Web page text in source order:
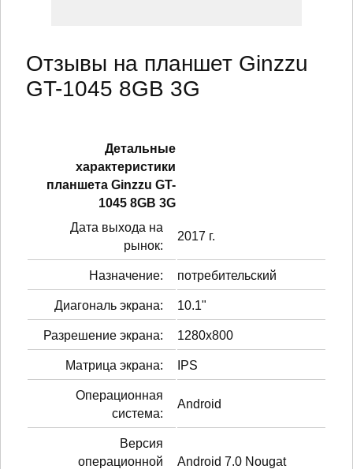
Отзывы на планшет Ginzzu
GT-1045 8GB 3G
Детальные
характеристики
планшетa Ginzzu GT-
1045 8GB 3G
Дата выхода на
рынок:
2017 г.
Назначение: потребительский
Диагональ экрана: 10.1"
Разрешение экрана: 1280x800
Матрица экрана: IPS
Операционная
система:
Android
Версия
операционной
Android 7.0 Nougat